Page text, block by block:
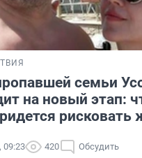
семьи
на новый этап:
09:23 420 Обсудить